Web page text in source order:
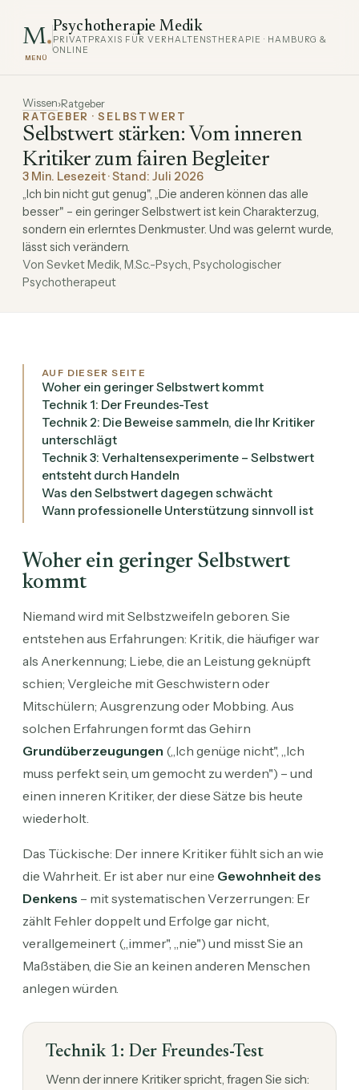
M.Psychotherapie Medik
PRIVATPRAXIS FÜR VERHALTENSTHERAPIE · HAMBURG &
ONLINE
Wissen›Ratgeber
RATGEBER · SELBSTWERT
Selbstwert stärken: Vom inneren
Kritiker zum fairen Begleiter
3 Min. Lesezeit · Stand: Juli 2026
„Ich bin nicht gut genug", „Die anderen können das alle
besser" – ein geringer Selbstwert ist kein Charakterzug,
sondern ein erlerntes Denkmuster. Und was gelernt wurde,
lässt sich verändern.
Von Sevket Medik, M.Sc.-Psych., Psychologischer
Psychotherapeut
AUF DIESER SEITE
Woher ein geringer Selbstwert kommt
Technik 1: Der Freundes-Test
Technik 2: Die Beweise sammeln, die Ihr Kritiker
unterschlägt
Technik 3: Verhaltensexperimente – Selbstwert
entsteht durch Handeln
Was den Selbstwert dagegen schwächt
Wann professionelle Unterstützung sinnvoll ist
Woher ein geringer Selbstwert
kommt
Niemand wird mit Selbstzweifeln geboren. Sie
entstehen aus Erfahrungen: Kritik, die häufiger war
als Anerkennung; Liebe, die an Leistung geknüpft
schien; Vergleiche mit Geschwistern oder
Mitschülern; Ausgrenzung oder Mobbing. Aus
solchen Erfahrungen formt das Gehirn
Grundüberzeugungen („Ich genüge nicht", „Ich
muss perfekt sein, um gemocht zu werden") – und
einen inneren Kritiker, der diese Sätze bis heute
wiederholt.
Das Tückische: Der innere Kritiker fühlt sich an wie
die Wahrheit. Er ist aber nur eine Gewohnheit des
Denkens – mit systematischen Verzerrungen: Er
zählt Fehler doppelt und Erfolge gar nicht,
verallgemeinert („immer", „nie") und misst Sie an
Maßstäben, die Sie an keinen anderen Menschen
anlegen würden.
Technik 1: Der Freundes-Test
Wenn der innere Kritiker spricht, fragen Sie sich: